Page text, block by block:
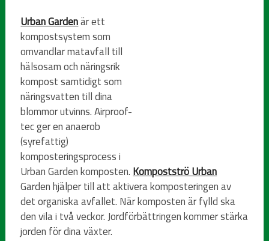
Urban Gardenär ett
kompostsystem som
omvandlar matavfall till
hälsosam och näringsrik
kompost samtidigt som
näringsvatten till dina
blommor utvinns. Airproof-
tec ger en anaerob
(syrefattig)
komposteringsprocess i
Urban Garden komposten. Kompostströ Urban
Garden hjälper till att aktivera komposteringen av
det organiska avfallet. När komposten är fylld ska
den vila i två veckor. Jordförbättringen kommer stärka
jorden för dina växter.